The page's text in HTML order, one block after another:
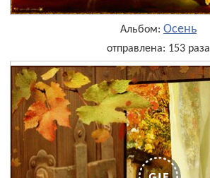
Альбом: Осень
отправлена: 153 раза